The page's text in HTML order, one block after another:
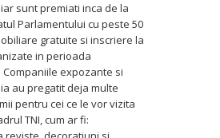
sunt premiati inca de la
Parlamentului cu peste 50
gratuite si inscriere la
in perioada
expozante si
au pregatit deja multe
pentru cei ce le vor vizita
TNI, cum ar fi: